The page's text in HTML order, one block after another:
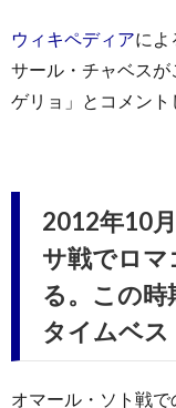
ウィキペディアによ
サール・チャベス
ゲリョ」とコメント
2012年10
サ戦でロ
る。この
タイムベ
オマール・ソト戦